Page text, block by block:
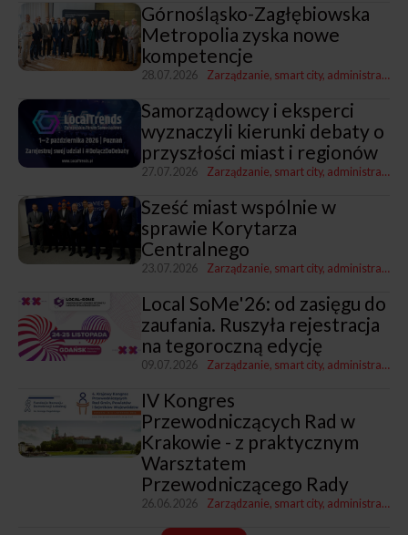
Górnośląsko-Zagłębiowska
Metropolia zyska nowe
kompetencje
28.07.2026 Zarządzanie, smart city, administracja
Samorządowcy i eksperci
wyznaczyli kierunki debaty o
przyszłości miast i regionów
27.07.2026 Zarządzanie, smart city, administracja
Sześć miast wspólnie w
sprawie Korytarza
Centralnego
23.07.2026 Zarządzanie, smart city, administracja
Local SoMe'26: od zasięgu do
zaufania. Ruszyła rejestracja
na tegoroczną edycję
09.07.2026 Zarządzanie, smart city, administracja
IV Kongres
Przewodniczących Rad w
Krakowie - z praktycznym
Warsztatem
Przewodniczącego Rady
26.06.2026 Zarządzanie, smart city, administracja